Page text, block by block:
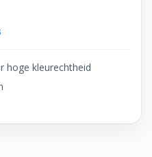
hoge kleurechtheid